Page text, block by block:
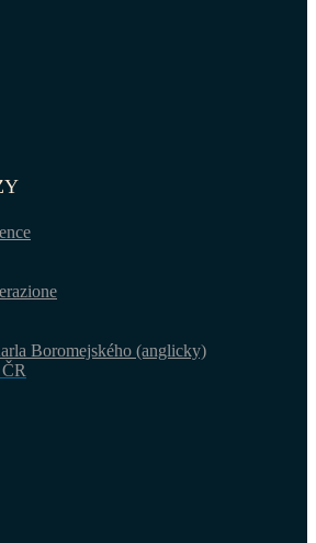
Boromejského (anglicky)